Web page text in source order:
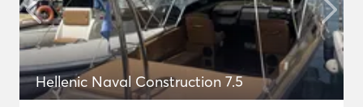
Hellenic Naval Construction 7.5